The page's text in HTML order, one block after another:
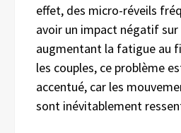
effet, des micro-réveils
avoir un impact négatif
augmentant la fatigue au
les couples, ce problème
accentué, car les
sont inévitablement